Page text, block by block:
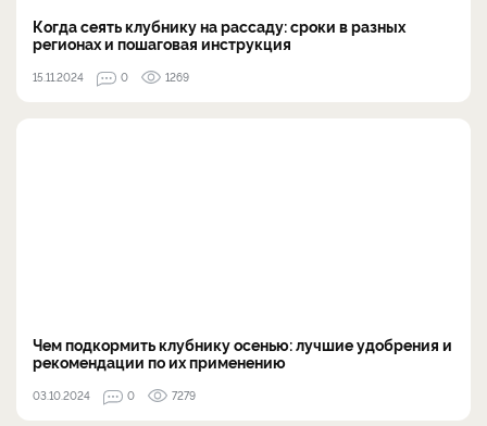
Когда сеять клубнику на рассаду: сроки в разных
регионах и пошаговая инструкция
15.11.2024 0 1269
Чем подкормить клубнику осенью: лучшие удобрения и
рекомендации по их применению
03.10.2024 0 7279